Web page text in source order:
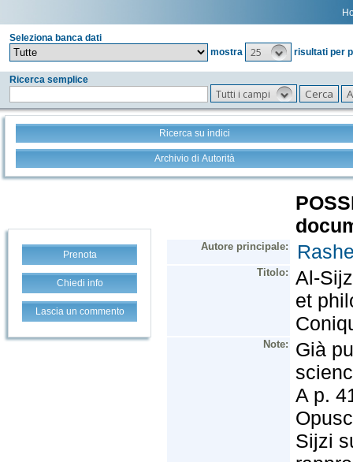
Seleziona banca dati
mostra
25 risultati per
Ricerca semplice
Tutti i campi
Ricerca su indici
Archivio di Autorità
Prenota
Chiedi info
Lascia un commento